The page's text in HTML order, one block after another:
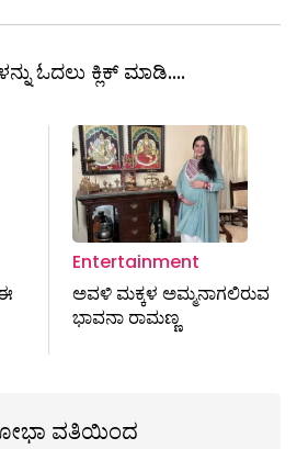
ಓದಲು ಕ್ಲಿಕ್ ಮಾಡಿ....
Entertainment
ಅವಳಿ ಮಕ್ಕಳ ಅಮ್ಮನಾಗಲಿರುವ
ಭಾವನಾ ರಾಮಣ್ಣ
ವತಿಯಿಂದ